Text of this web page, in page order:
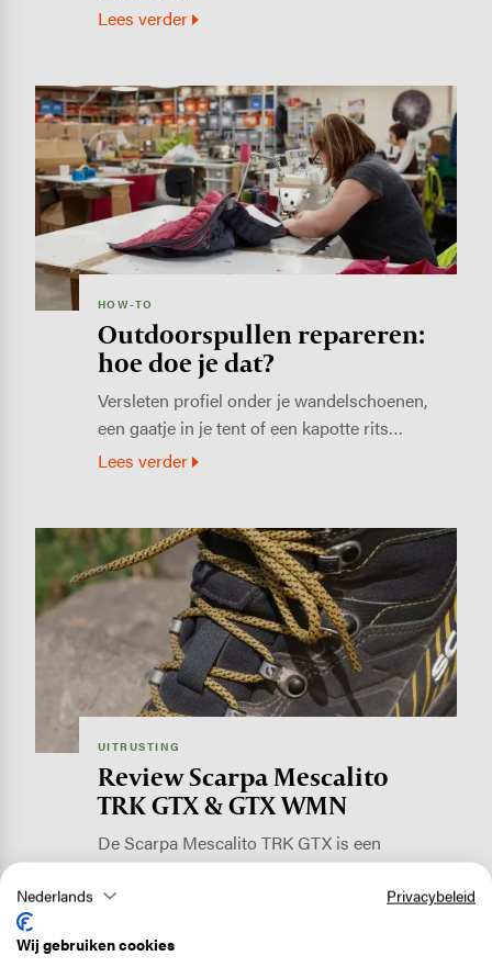
Lees verder
Image
HOW-TO
Outdoorspullen repareren:
hoe doe je dat?
Versleten profiel onder je wandelschoenen,
een gaatje in je tent of een kapotte rits…
Lees verder
Image
UITRUSTING
Review Scarpa Mescalito
TRK GTX & GTX WMN
De Scarpa Mescalito TRK GTX is een
categorie-B wandelschoen met veel
bescherming…
Nederlands Privacybeleid
Wij gebruiken cookies